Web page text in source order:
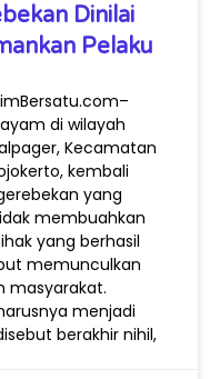
Dinilai
Pelaku
di wilayah
Kecamatan
kembali
yang
membuahkan
yang berhasil
memunculkan
masyarakat.
menjadi
berakhir nihil,